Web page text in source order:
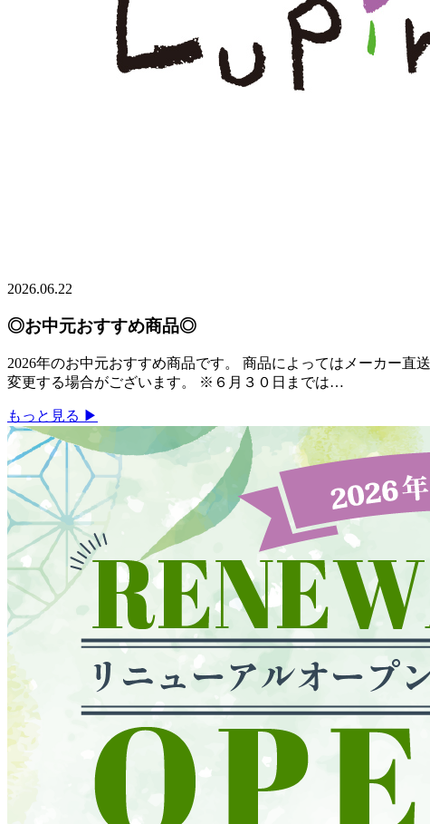
2026.06.22
◎お中元おすすめ商品◎
2026年のお中元おすすめ商品です。 商品によってはメーカー
変更する場合がございます。 ※６月３０日までは…
もっと見る ▶︎